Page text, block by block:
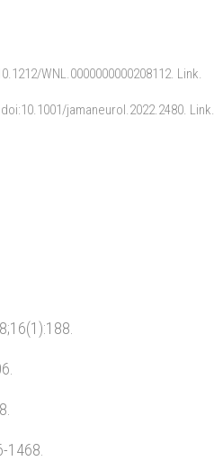
WNL.0000000000208112. Link.
jamaneurol.2022.2480. Link.
1468.